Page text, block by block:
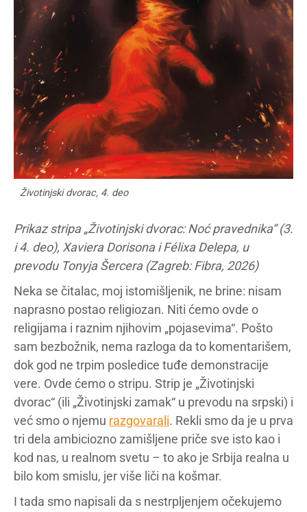
Životinjski dvorac, 4. deo
Prikaz stripa „Životinjski dvorac: Noć pravednika“ (3.
i 4. deo), Xaviera Dorisona i Félixa Delepa, u
prevodu Tonyja Šercera (Zagreb: Fibra, 2026)
Neka se čitalac, moj istomišljenik, ne brine: nisam
naprasno postao religiozan. Niti ćemo ovde o
religijama i raznim njihovim „pojasevima“. Pošto
sam bezbožnik, nema razloga da to komentarišem,
dok god ne trpim posledice tuđe demonstracije
vere. Ovde ćemo o stripu. Strip je „Životinjski
dvorac“ (ili „Životinjski zamak“ u prevodu na srpski) i
već smo o njemu razgovarali. Rekli smo da je u prva
tri dela ambiciozno zamišljene priče sve isto kao i
kod nas, u realnom svetu – to ako je Srbija realna u
bilo kom smislu, jer više liči na košmar.
I tada smo napisali da s nestrpljenjem očekujemo